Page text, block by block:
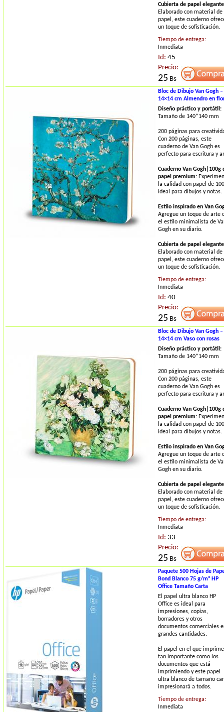
Cubierta de papel
Elaborado con material de
papel, este cuaderno
un toque de sofisticación.
Tiempo de entrega:
Inmediata
Id: 45
Precio:
25 Bs
Bloc de Dibujo Van Gogh –
14×14 cm Almendro en
Diseño práctico y portátil:
Tamaño de 140*140 mm
200 páginas para
Con 200 páginas, este
cuaderno de Van Gogh es
perfecto para escritura y
Cuaderno Van Gogh|100g
papel premium:
la calidad con papel de
ideal para dibujos y notas.
Estilo inspirado en Van
Agregue un toque de arte
el estilo minimalista de
Gogh en su diario.
Cubierta de papel
Elaborado con material de
papel, este cuaderno
un toque de sofisticación.
Tiempo de entrega:
Inmediata
Id: 40
Precio:
25 Bs
Bloc de Dibujo Van Gogh –
14×14 cm Vaso con rosas
Diseño práctico y portátil:
Tamaño de 140*140 mm
200 páginas para
Con 200 páginas, este
cuaderno de Van Gogh es
perfecto para escritura y
Cuaderno Van Gogh|100g
papel premium:
la calidad con papel de
ideal para dibujos y notas.
Estilo inspirado en Van
Agregue un toque de arte
el estilo minimalista de
Gogh en su diario.
Cubierta de papel
Elaborado con material de
papel, este cuaderno
un toque de sofisticación.
Tiempo de entrega:
Inmediata
Id: 33
Precio:
25 Bs
Paquete 500 Hojas de
Bond Blanco 75 g/m² HP
Office Tamaño Carta
El papel ultra blanco HP
Office es ideal para
impresiones, copias,
borradores y otros
documentos comerciales
grandes cantidades.
El papel en el que
tan importante como los
documentos que está
imprimiendo y este papel
ultra blanco de tamaño
impresionará a todos.
Tiempo de entrega:
Inmediata